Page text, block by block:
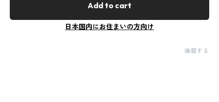
Add to cart
日本国内にお住まいの方向け
通報する